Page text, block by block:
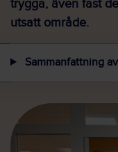
trygga, även fast
utsatt område.
Sammanfattning